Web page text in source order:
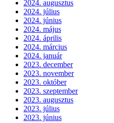
2024. augusztus
2024. július
2024. június
2024. május
2024. április
2024. március
2024. január
2023. december
2023. november
2023. október
2023. szeptember
2023. augusztus
2023. július
2023. június